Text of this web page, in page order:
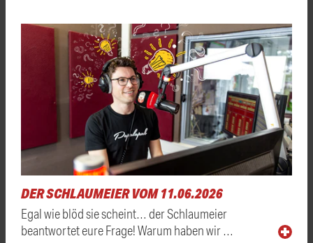
DER SCHLAUMEIER VOM 11.06.2026
Egal wie blöd sie scheint… der Schlaumeier
beantwortet eure Frage! Warum haben wir …